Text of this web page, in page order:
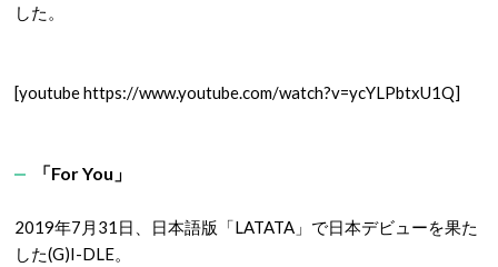
した。
[youtube https://www.youtube.com/watch?v=ycYLPbtxU1Q]
「For You」
2019年7月31日、日本語版「LATATA」で日本デビューを果た
した(G)I-DLE。